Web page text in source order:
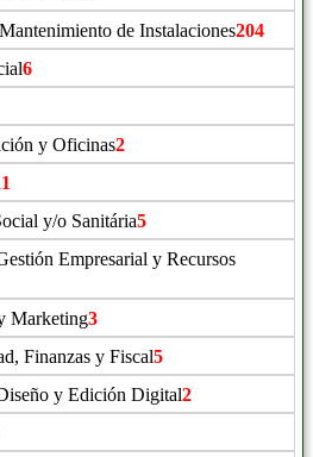
de Instalaciones204
6
y Oficinas2
1
y/o Sanitária5
Empresarial y Recursos
Marketing3
Finanzas y Fiscal5
y Edición Digital2